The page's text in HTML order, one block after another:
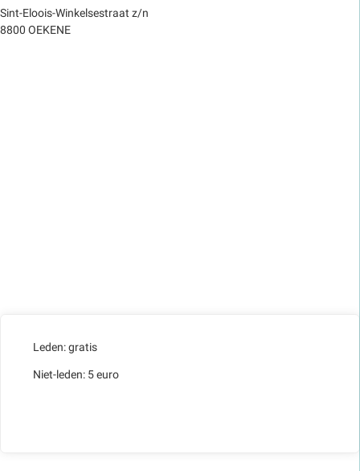
Sint-Eloois-Winkelsestraat z/n
8800 OEKENE
Leden: gratis
Niet-leden: 5 euro